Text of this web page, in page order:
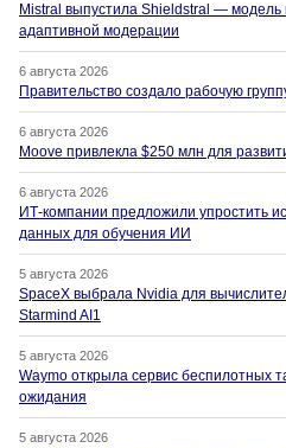
Mistral выпустила Shieldstral —
адаптивной модерации
6 августа 2026
Правительство создало рабочую
6 августа 2026
Moove привлекла $250 млн для
6 августа 2026
ИТ-компании предложили упростить
данных для обучения ИИ
5 августа 2026
SpaceX выбрала Nvidia для
Starmind AI1
5 августа 2026
Waymo открыла сервис беспилотных
ожидания
5 августа 2026